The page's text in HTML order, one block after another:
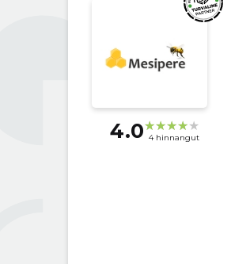
4.0 4 hinnangut